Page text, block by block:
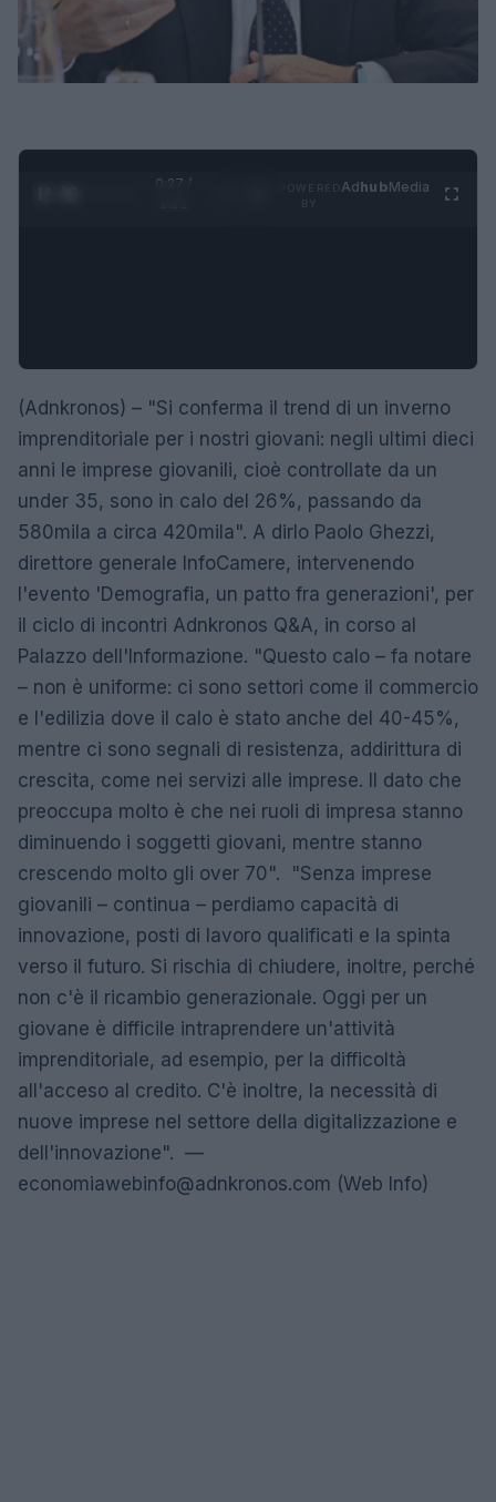
0:28 /
AdhubMedia
(Adnkronos) – "Si conferma il trend di un inverno
imprenditoriale per i nostri giovani: negli ultimi dieci
anni le imprese giovanili, cioè controllate da un
under 35, sono in calo del 26%, passando da
580mila a circa 420mila". A dirlo Paolo Ghezzi,
direttore generale InfoCamere, intervenendo
l'evento 'Demografia, un patto fra generazioni', per
il ciclo di incontri Adnkronos Q&A, in corso al
Palazzo dell'Informazione. "Questo calo – fa notare
– non è uniforme: ci sono settori come il commercio
e l'edilizia dove il calo è stato anche del 40-45%,
mentre ci sono segnali di resistenza, addirittura di
crescita, come nei servizi alle imprese. Il dato che
preoccupa molto è che nei ruoli di impresa stanno
diminuendo i soggetti giovani, mentre stanno
crescendo molto gli over 70". "Senza imprese
giovanili – continua – perdiamo capacità di
innovazione, posti di lavoro qualificati e la spinta
verso il futuro. Si rischia di chiudere, inoltre, perché
non c'è il ricambio generazionale. Oggi per un
giovane è difficile intraprendere un'attività
imprenditoriale, ad esempio, per la difficoltà
all'acceso al credito. C'è inoltre, la necessità di
nuove imprese nel settore della digitalizzazione e
dell'innovazione". —
economiawebinfo@adnkronos.com (Web Info)